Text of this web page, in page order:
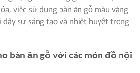
việc sử dụng bàn ăn gỗ màu vàng
dậy sự sáng tạo và nhiệt huyết trong
bàn ăn gỗ với các món đồ nội